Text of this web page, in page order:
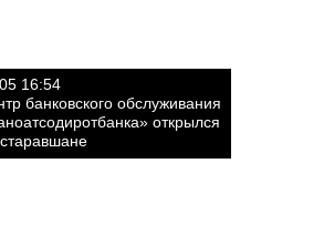
16:54
банковского обслуживания
открылся